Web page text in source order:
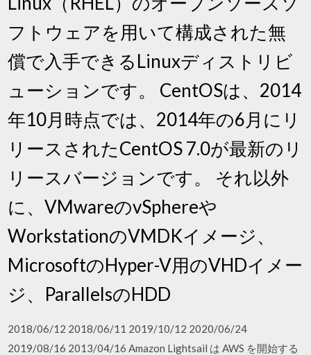
フトウェアを用いて構成された無
償で入手できるLinuxディストリビ
ューションです。 CentOSは、2014
年10月時点では、2014年の6月にリ
リースされたCentOS 7.0が最新のリ
リースバージョンです。 それ以外
に、VMwareのvSphereや
WorkstationのVMDKイメージ、
MicrosoftのHyper-V用のVHDイメー
ジ、ParallelsのHDD
2018/06/12 2018/06/11 2019/10/12 2020/06/24
2019/08/16 2013/04/16 Amazon Lightsail は AWS を開始する